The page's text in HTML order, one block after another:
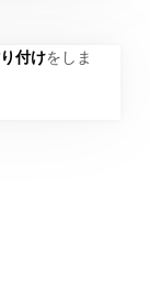
付けをしま